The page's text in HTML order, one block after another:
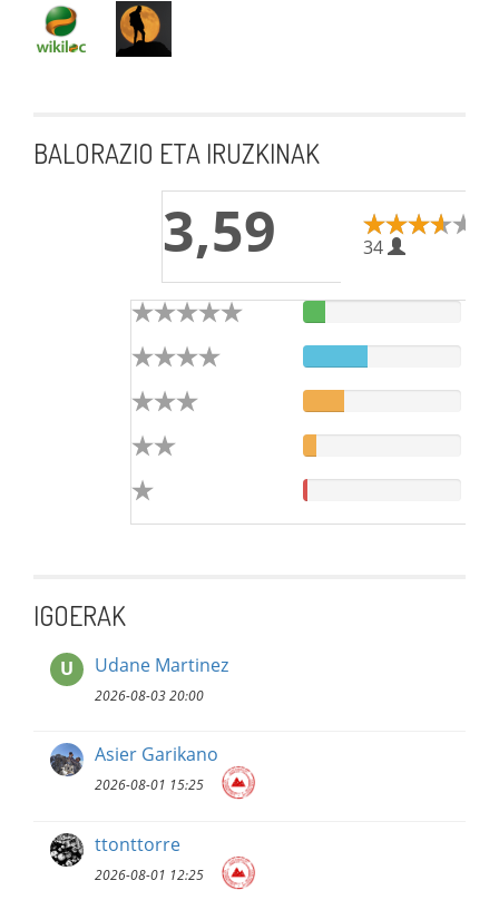
BALORAZIO ETA IRUZKINAK
3,59 34
IGOERAK
U Udane Martinez
2026-08-03 20:00
Asier Garikano
2026-08-01 15:25
ttonttorre
2026-08-01 12:25